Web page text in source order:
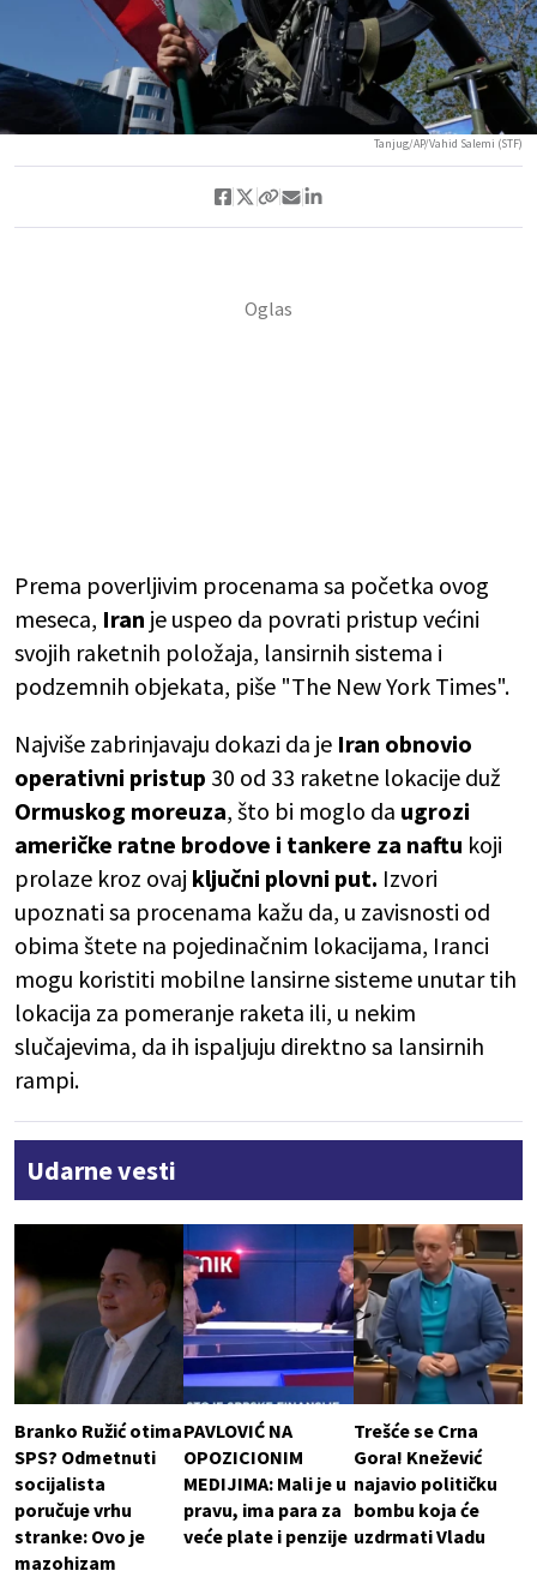
Tanjug/AP/Vahid Salemi (STF)
Prema poverljivim procenama sa početka ovog
meseca, Iran je uspeo da povrati pristup većini
svojih raketnih položaja, lansirnih sistema i
podzemnih objekata, piše "The New York Times".
Najviše zabrinjavaju dokazi da je Iran obnovio
operativni pristup 30 od 33 raketne lokacije duž
Ormuskog moreuza, što bi moglo da ugrozi
američke ratne brodove i tankere za naftu koji
prolaze kroz ovaj ključni plovni put. Izvori
upoznati sa procenama kažu da, u zavisnosti od
obima štete na pojedinačnim lokacijama, Iranci
mogu koristiti mobilne lansirne sisteme unutar tih
lokacija za pomeranje raketa ili, u nekim
slučajevima, da ih ispaljuju direktno sa lansirnih
rampi.
Udarne vesti
Branko Ružić otima
SPS? Odmetnuti
socijalista
poručuje vrhu
stranke: Ovo je
mazohizam
PAVLOVIĆ NA
OPOZICIONIM
MEDIJIMA: Mali je u
pravu, ima para za
veće plate i penzije
Trešće se Crna
Gora! Knežević
najavio političku
bombu koja će
uzdrmati Vladu